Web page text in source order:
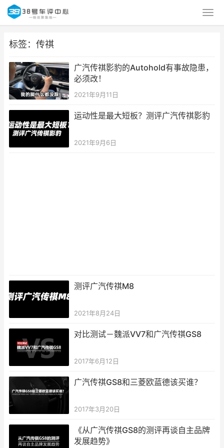
标签：传祺
广汽传祺影豹的Autohold有事故隐患，
必须改！
2021年9月11日
运动性是最大短板？测评广汽传祺影豹
2021年9月6日
测评广汽传祺M8
2021年8月24日
对比测试－魏派VV7和广汽传祺GS8
2017年6月12日
广汽传祺GS8和三菱欧蓝德该买谁？
2017年3月20日
《从广汽传祺GS8的测评再谈自主品牌
发展趋势》